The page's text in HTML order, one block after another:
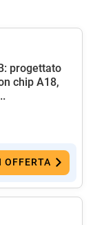
progettato
chip A18,
OFFERTA